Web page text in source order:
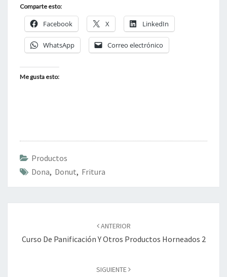
Comparte esto:
Facebook X LinkedIn
WhatsApp Correo electrónico
Me gusta esto:
Productos
Dona, Donut, Fritura
entradas
ANTERIOR
Curso De Panificación Y Otros Productos Horneados 2
SIGUIENTE